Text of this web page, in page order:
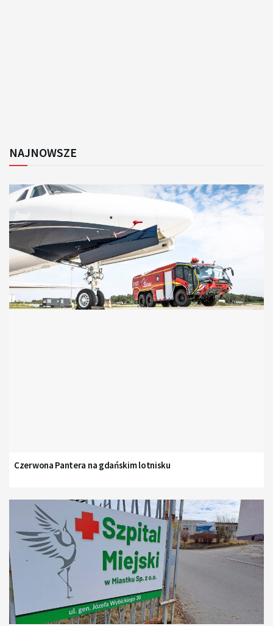
NAJNOWSZE
Czerwona Pantera na gdańskim lotnisku